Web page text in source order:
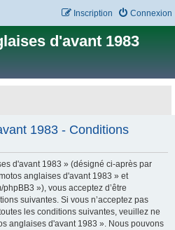
Connexion
Inscription
d'avant 1983
1983 - Conditions
d'avant 1983 » (désigné ci-après par
anglaises d'avant 1983 » et
»), vous acceptez d’être
suivantes. Si vous n’acceptez pas
les conditions suivantes, veuillez ne
anglaises d'avant 1983 ». Nous pouvons